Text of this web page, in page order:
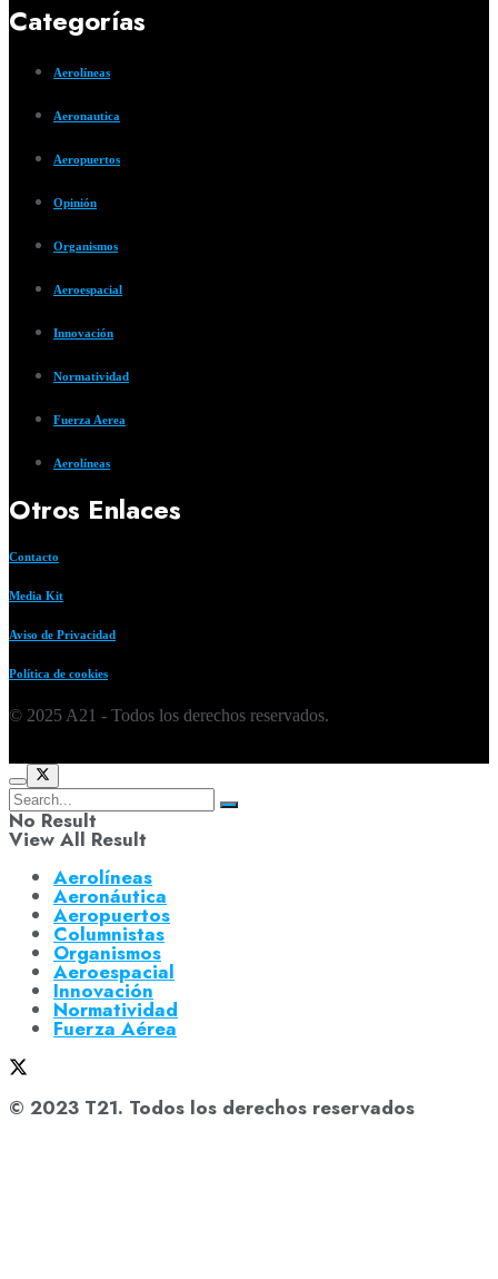
Categorías
Aerolíneas
Aeronautica
Aeropuertos
Opinión
Organismos
Aeroespacial
Innovación
Normatividad
Fuerza Aerea
Aerolíneas
Otros Enlaces
Contacto
Media Kit
Aviso de Privacidad
Política de cookies
© 2025 A21 - Todos los derechos reservados.
No Result
View All Result
Aerolíneas
Aeronáutica
Aeropuertos
Columnistas
Organismos
Aeroespacial
Innovación
Normatividad
Fuerza Aérea
© 2023 T21. Todos los derechos reservados